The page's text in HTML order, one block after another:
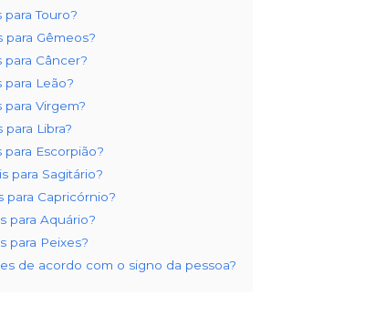
Touro?
para Gêmeos?
Câncer?
para Leão?
Virgem?
Libra?
Escorpião?
para Sagitário?
para Capricórnio?
para Aquário?
para Peixes?
de acordo com o signo da pessoa?